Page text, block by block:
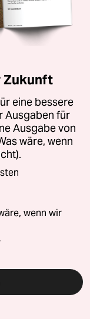
Zukunft
eine bessere
Ausgaben für
Ausgabe von
wäre, wenn
wenn wir